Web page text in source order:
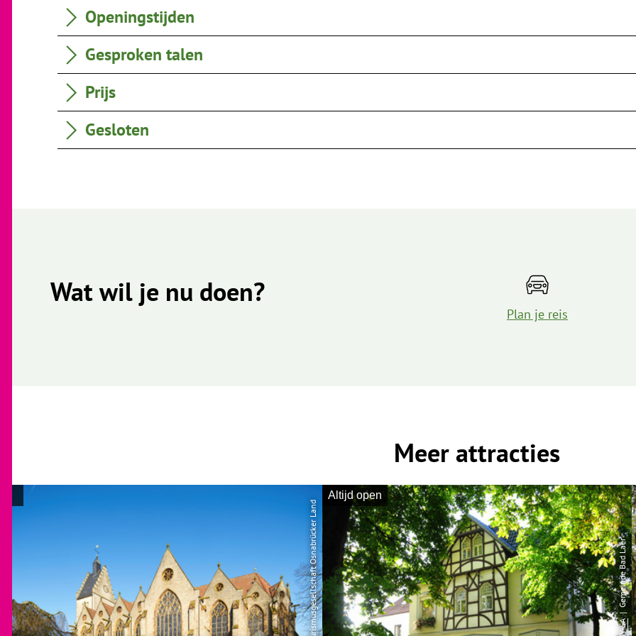
Openingstijden
Gesproken talen
Prijs
Gesloten
Wat wil je nu doen?
Plan je reis
Meer attracties
| Tourismusgesellschaft Osnabrücker Land
Altijd open
| Gemeinde Bad Laer